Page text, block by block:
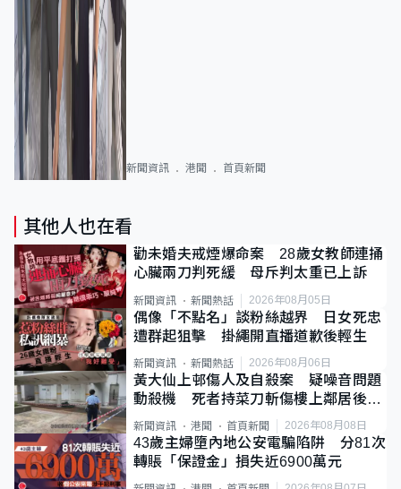
新聞資訊 港聞 首頁新聞
其他人也在看
勸未婚夫戒煙爆命案 28歲女教師連捅
心臟兩刀判死緩 母斥判太重已上訴
新聞資訊 新聞熱話 2026年08月05日
偶像「不點名」談粉絲越界 日女死忠
遭群起狙擊 掛繩開直播道歉後輕生
新聞資訊 新聞熱話 2026年08月06日
黃大仙上邨傷人及自殺案 疑噪音問題
動殺機 死者持菜刀斬傷樓上鄰居後墮
斃
新聞資訊 港聞 首頁新聞 2026年08月08日
43歲主婦墮內地公安電騙陷阱 分81次
轉賬「保證金」損失近6900萬元